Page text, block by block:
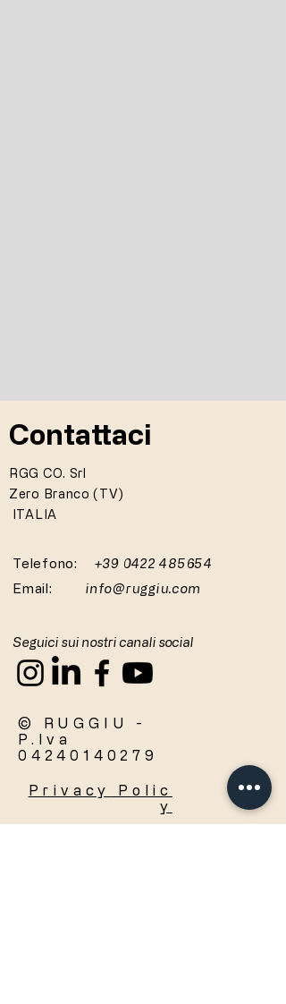
Contattaci
RGG CO. Srl
Zero Branco (TV)
ITALIA
Telefono:
+39 0422 485654
Email: info@ruggiu.com
Seguici sui nostri canali social
© RUGGIU -
P.Iva
04240140279
Privacy
Polic
y